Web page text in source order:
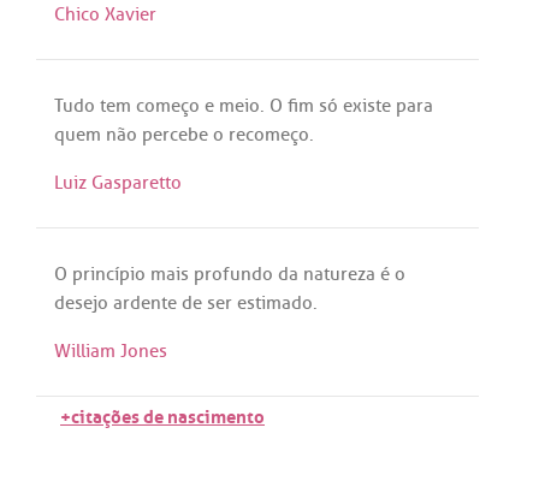
Chico Xavier
Tudo tem começo e meio. O fim só existe para
quem não percebe o recomeço.
Luiz Gasparetto
O princípio mais profundo da natureza é o
desejo ardente de ser estimado.
William Jones
+citações de nascimento